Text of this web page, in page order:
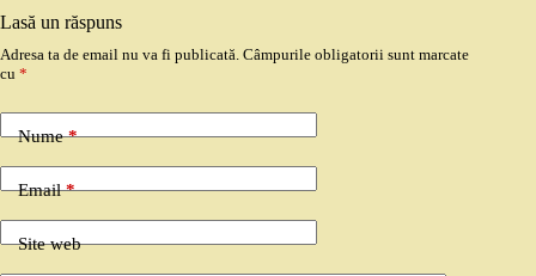
Lasă un răspuns
Adresa ta de email nu va fi publicată. Câmpurile obligatorii sunt marcate
cu *
Nume*
Email*
Site web